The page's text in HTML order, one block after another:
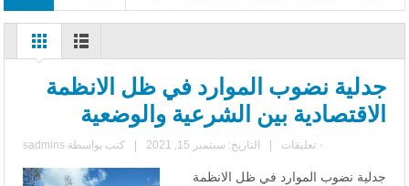
جدلية نضوب الموارد في ظل الانظمة
الاقتصادية بين الشرعية والوضعية
كتب بواسطة sadmins | التاريخ: سبتمبر 15, 2021 | ٠ تعليقات
جدلية نضوب الموارد في ظل الانظمة